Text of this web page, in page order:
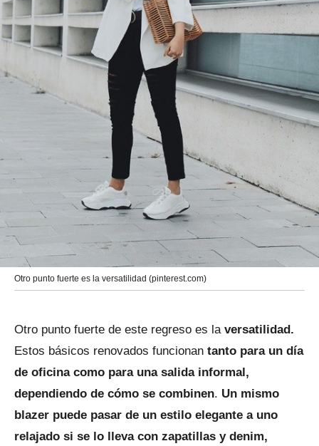
Otro punto fuerte es la versatilidad (pinterest.com)
Otro punto fuerte de este regreso es la versatilidad.
Estos básicos renovados funcionan tanto para un día
de oficina como para una salida informal,
dependiendo de cómo se combinen. Un mismo
blazer puede pasar de un estilo elegante a uno
relajado si se lo lleva con zapatillas y denim,